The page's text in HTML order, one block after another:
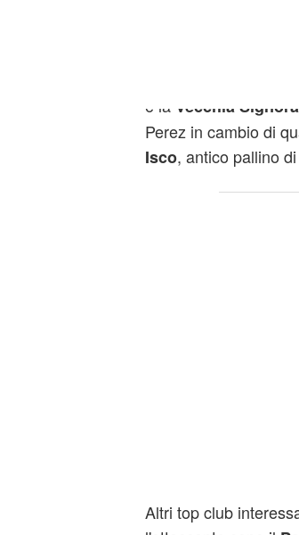
dalla dirigenza
e la Vecchia Signora
Perez in cambio di
Isco, antico pallino di
Altri top club